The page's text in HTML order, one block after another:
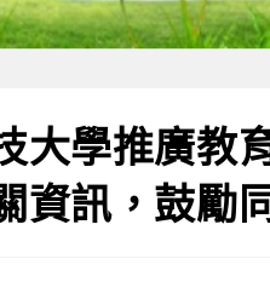
大學推廣教
資訊，鼓勵